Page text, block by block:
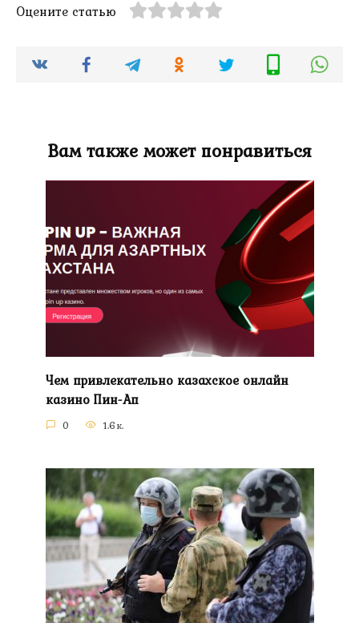
Оцените статью
Вам также может понравиться
Чем привлекательно казахское онлайн
казино Пин-Ап
0 1.6к.